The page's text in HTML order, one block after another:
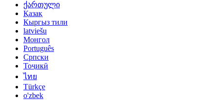
ქართული
Қазақ
Кыргыз тили
latviešu
Монгол
Português
Српски
Тоҷикӣ
ไทย
Türkçe
o'zbek